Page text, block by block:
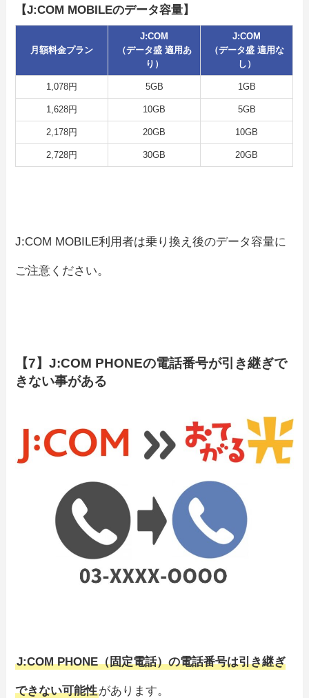
【J:COM MOBILEのデータ容量】
月額料金プラン
J:COM
（データ盛 適用あ
り）
J:COM
（データ盛 適用な
し）
1,078円 5GB 1GB
1,628円 10GB 5GB
2,178円 20GB 10GB
2,728円 30GB 20GB
J:COM MOBILE利用者は乗り換え後のデータ容量に
ご注意ください。
【7】J:COM PHONEの電話番号が引き継ぎで
きない事がある
J:COM PHONE（固定電話）の電話番号は引き継ぎ
できない可能性があります。